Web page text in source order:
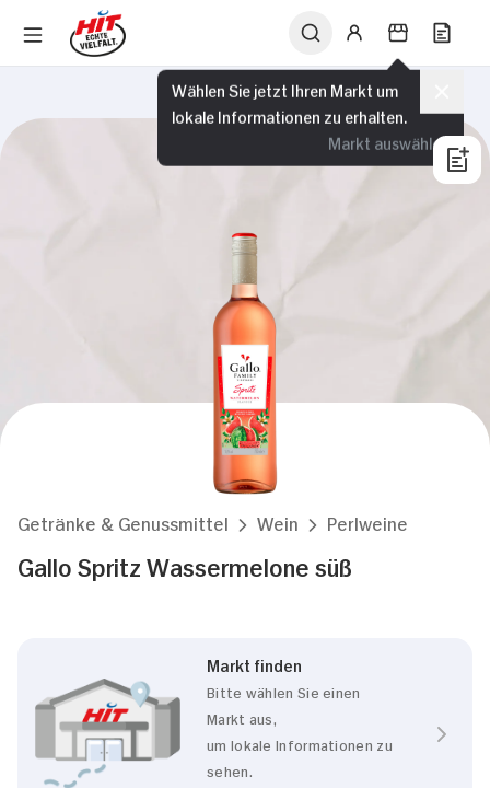
Wählen Sie jetzt Ihren Markt um
lokale Informationen zu erhalten.
Markt auswählen
Getränke & Genussmittel Wein Perlweine
Gallo Spritz Wassermelone süß
Markt finden
Bitte wählen Sie einen
Markt aus,
um lokale Informationen zu
sehen.